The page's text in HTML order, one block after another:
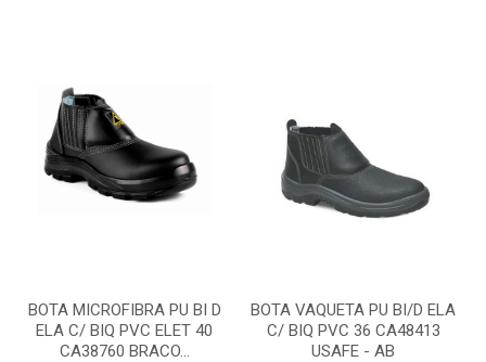
BOTA MICROFIBRA PU BI D
ELA C/ BIQ PVC ELET 40
CA38760 BRACO...
BOTA VAQUETA PU BI/D ELA
C/ BIQ PVC 36 CA48413
USAFE - AB